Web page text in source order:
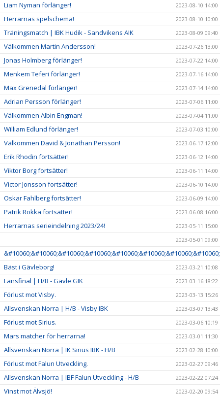
Liam Nyman förlänger! 2023-08-10 14:00
Herrarnas spelschema! 2023-08-10 10:00
Träningsmatch | IBK Hudik - Sandvikens AIK 2023-08-09 09:40
Välkommen Martin Andersson! 2023-07-26 13:00
Jonas Holmberg förlänger! 2023-07-22 14:00
Menkem Teferi förlänger! 2023-07-16 14:00
Max Grenedal förlänger! 2023-07-14 14:00
Adrian Persson förlänger! 2023-07-06 11:00
Välkommen Albin Engman! 2023-07-04 11:00
William Edlund förlänger! 2023-07-03 10:00
Välkommen David & Jonathan Persson! 2023-06-17 12:00
Erik Rhodin fortsätter! 2023-06-12 14:00
Viktor Borg fortsätter! 2023-06-11 14:00
Victor Jonsson fortsätter! 2023-06-10 14:00
Oskar Fahlberg fortsätter! 2023-06-09 14:00
Patrik Rokka fortsätter! 2023-06-08 16:00
Herrarnas serieindelning 2023/24!
2023-05-11 15:00
2023-05-01 09:00
Bäst i Gävleborg!
2023-03-21 10:08
Länsfinal | H/B - Gävle GIK 2023-03-16 18:22
Förlust mot Visby. 2023-03-13 15:26
Allsvenskan Norra | H/B - Visby IBK 2023-03-07 13:43
Förlust mot Sirius. 2023-03-06 10:19
Mars matcher för herrarna! 2023-03-01 11:30
Allsvenskan Norra | IK Sirius IBK - H/B 2023-02-28 10:00
Förlust mot Falun Utveckling. 2023-02-27 09:46
Allsvenskan Norra | IBF Falun Utveckling - H/B 2023-02-22 07:24
Vinst mot Älvsjö! 2023-02-20 09:54